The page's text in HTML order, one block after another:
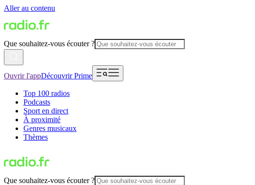
Aller au contenu
Que souhaitez-vous écouter ?
Ouvrir l'appDécouvrir Prime
Top 100 radios
Podcasts
Sport en direct
À proximité
Genres musicaux
Thèmes
Que souhaitez-vous écouter ?